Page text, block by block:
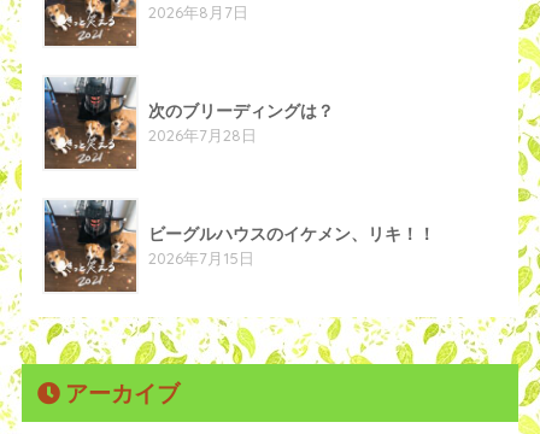
2026年8月7日
次のブリーディングは？
2026年7月28日
ビーグルハウスのイケメン、リキ！！
2026年7月15日
アーカイブ